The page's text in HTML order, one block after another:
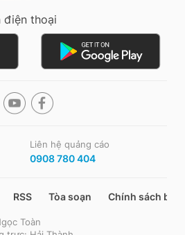
điện thoại
Liên hệ quảng cáo
0908 780 404
RSS Tòa soạn Chính sách bảo
Toàn